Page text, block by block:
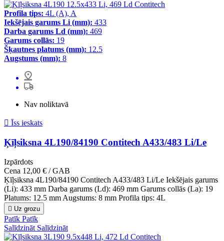
Profila tips: 4L (A), A
Iekšējais garums Li (mm): 433
Darba garums Ld (mm): 469
Garums collās: 19
Šķautnes platums (mm): 12.5
Augstums (mm): 8
Nav noliktavā
 Īss ieskats
Ķīļsiksna 4L190/84190 Contitech A433/483 Li/Le
Izpārdots
Cena 12,00 € / GAB
Ķīļsiksna 4L190/84190 Contitech A433/483 Li/Le Iekšējais garums
(Li): 433 mm Darba garums (Ld): 469 mm Garums collās (La): 19
Platums: 12.5 mm Augstums: 8 mm Profila tips: 4L
 Uz grozu
Patīk Patīk
Salīdzināt Salīdzināt